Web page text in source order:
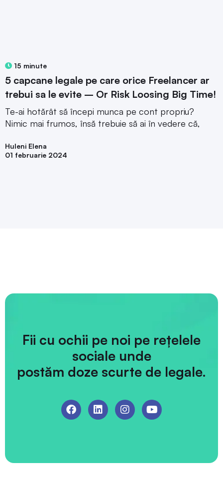
15 minute
5 capcane legale pe care orice Freelancer ar
trebui sa le evite – Or Risk Loosing Big Time!
Te-ai hotărât să începi munca pe cont propriu?
Nimic mai frumos, însă trebuie să ai în vedere că,
Huleni Elena
01 februarie 2024
Fii cu ochii pe noi pe rețelele
sociale unde
postăm doze scurte de legale.